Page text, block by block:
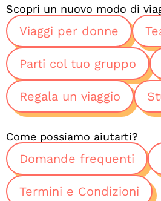
Scopri un nuovo modo di
Viaggi per donne
Parti col tuo gruppo
Regala un viaggio
Come possiamo aiutarti?
Domande frequenti
Termini e Condizioni